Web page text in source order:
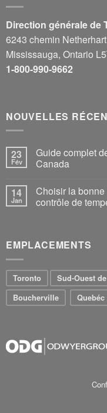
Direction générale de
6243 chemin Netherhart
Mississauga, Ontario
1-800-990-9662
NOUVELLES
23
Fév
Guide complet
Canada
14
Jan
Choisir la
contrôle de
EMPLACEMENTS
Toronto Sud-Ouest
Boucherville
Quebéc